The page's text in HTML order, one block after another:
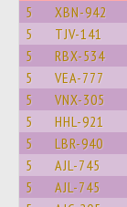
5 XBN-942
5 TJV-141
5 RBX-534
5 VEA-777
5 VNX-305
5 HHL-921
5 LBR-940
5 AJL-745
5 AJL-745